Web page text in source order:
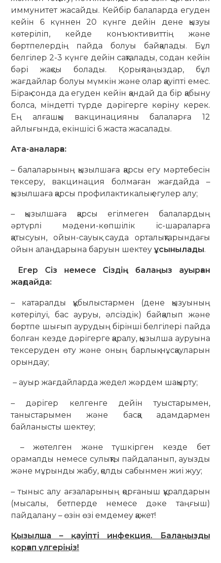
иммунитет жасайды. Кейбір балаларда егуден
кейін 6 күннен 20 күнге дейін дене қызуы
көтеріліп, кейде конъюктивиттің және
бөртпелердің пайда болуы байқалады. Бұл
белгілер 2-3 күнге дейін сақталады, содан кейін
бәрі жақсы болады. Қорықпаңыздар, бұл
жағдайлар болуы мүмкін және олар қауіпті емес.
Бірақ сонда да егуден кейін қандай да бір қабыну
болса, міндетті түрде дәрігерге көріну керек.
Ең алғашқы вакцинацияны балаларға 12
айлығында, екіншісі 6 жаста жасалады.
Ата-аналарға:
– балаларының қызылшаға қарсы егу мәртебесін
тексеру, вакцинация болмаған жағдайда –
қызылшаға қарсы профилактикалық егулер алу;
– қызылшаға қарсы егілмеген балалардың
әртүрлі мәдени-көпшілік іс-шараларға
қатысуын, ойын-сауық сауда орталықтарындағы
ойын алаңдарына баруын шектеу ұсынылады.
Егер Сіз немесе Сіздің балаңыз ауырған
жағдайда:
– катаралды құбылыстармен (дене қызуының
көтерілуі, бас ауруы, әлсіздік) байқалып және
бөртпе шығып аурудың бірінші белгілері пайда
болған кезде дәрігерге қаралу, қызылша ауруына
тексеруден өту және оның барлық нұсқауларын
орындау;
– ауыр жағдайларда жедел жәрдем шақырту;
– дәрігер келгенге дейін туыстарымен,
таныстарымен және басқа адамдармен
байланысты шектеу;
– жөтелген және түшкірген кезде бет
орамалды немесе сулықты пайдаланып, ауызды
және мұрынды жабу, қолды сабынмен жиі жуу;
– тыныс алу ағзаларының қорғаныш құралдарын
(мысалы, бетперде немесе дәке таңғыш)
пайдалану – өзін өзі емдемеу қажет!
Қызылша – қауіпті инфекция. Балаңызды
қорғап үлгеріңіз!